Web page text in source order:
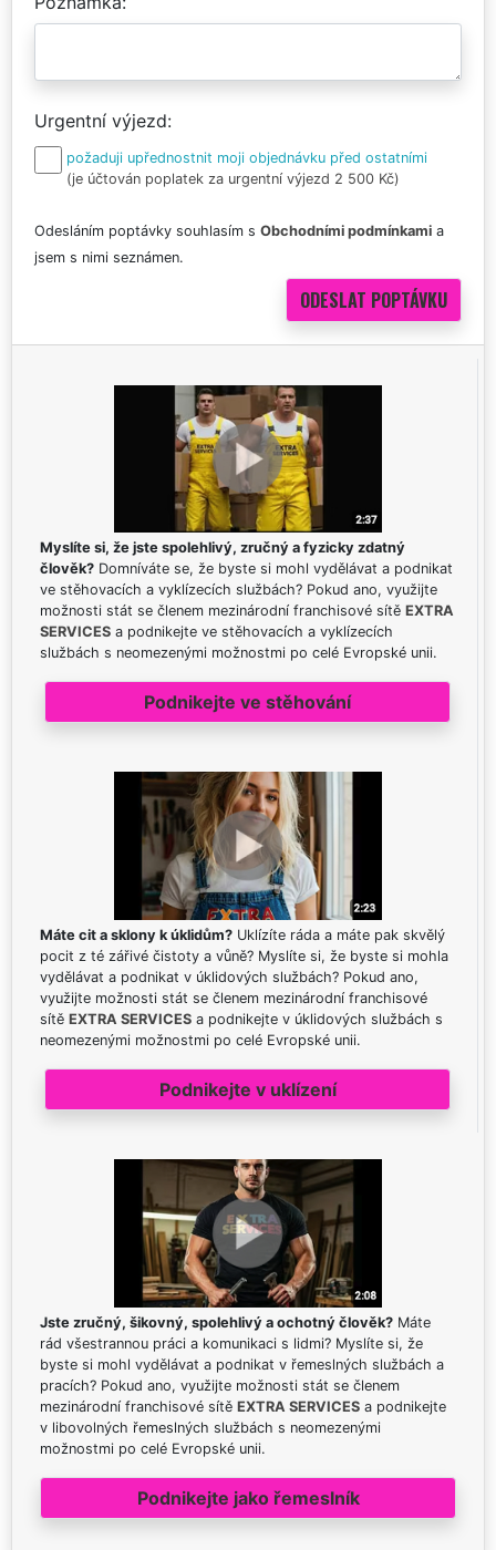
Urgentní výjezd
požaduji upřednostnit moji objednávku před ostatními
(je účtován poplatek za urgentní výjezd 2 500 Kč)
Odesláním poptávky souhlasím s Obchodními podmínkami a
jsem s nimi seznámen.
Myslíte si, že jste spolehlivý, zručný a fyzicky zdatný
člověk? Domníváte se, že byste si mohl vydělávat a podnikat
ve stěhovacích a vyklízecích službách? Pokud ano, využijte
možnosti stát se členem mezinárodní franchisové sítě EXTRA
SERVICES a podnikejte ve stěhovacích a vyklízecích
službách s neomezenými možnostmi po celé Evropské unii.
Podnikejte ve stěhování
Máte cit a sklony k úklidům? Uklízíte ráda a máte pak skvělý
pocit z té zářivé čistoty a vůně? Myslíte si, že byste si mohla
vydělávat a podnikat v úklidových službách? Pokud ano,
využijte možnosti stát se členem mezinárodní franchisové
sítě EXTRA SERVICES a podnikejte v úklidových službách s
neomezenými možnostmi po celé Evropské unii.
Podnikejte v uklízení
Jste zručný, šikovný, spolehlivý a ochotný člověk? Máte
rád všestrannou práci a komunikaci s lidmi? Myslíte si, že
byste si mohl vydělávat a podnikat v řemeslných službách a
pracích? Pokud ano, využijte možnosti stát se členem
mezinárodní franchisové sítě EXTRA SERVICES a podnikejte
v libovolných řemeslných službách s neomezenými
možnostmi po celé Evropské unii.
Podnikejte jako řemeslník